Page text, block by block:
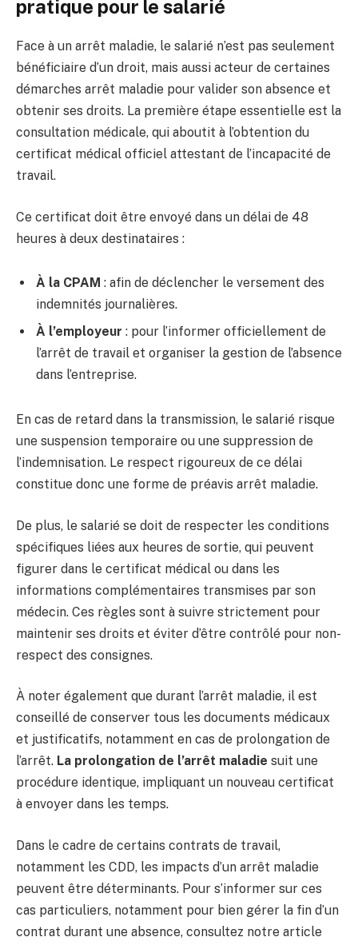
pratique pour le salarié
Face à un arrêt maladie, le salarié n’est pas seulement
bénéficiaire d’un droit, mais aussi acteur de certaines
démarches arrêt maladie pour valider son absence et
obtenir ses droits. La première étape essentielle est la
consultation médicale, qui aboutit à l’obtention du
certificat médical officiel attestant de l’incapacité de
travail.
Ce certificat doit être envoyé dans un délai de 48
heures à deux destinataires :
À la CPAM : afin de déclencher le versement des
indemnités journalières.
À l’employeur : pour l’informer officiellement de
l’arrêt de travail et organiser la gestion de l’absence
dans l’entreprise.
En cas de retard dans la transmission, le salarié risque
une suspension temporaire ou une suppression de
l’indemnisation. Le respect rigoureux de ce délai
constitue donc une forme de préavis arrêt maladie.
De plus, le salarié se doit de respecter les conditions
spécifiques liées aux heures de sortie, qui peuvent
figurer dans le certificat médical ou dans les
informations complémentaires transmises par son
médecin. Ces règles sont à suivre strictement pour
maintenir ses droits et éviter d’être contrôlé pour non-
respect des consignes.
À noter également que durant l’arrêt maladie, il est
conseillé de conserver tous les documents médicaux
et justificatifs, notamment en cas de prolongation de
l’arrêt. La prolongation de l’arrêt maladie suit une
procédure identique, impliquant un nouveau certificat
à envoyer dans les temps.
Dans le cadre de certains contrats de travail,
notamment les CDD, les impacts d’un arrêt maladie
peuvent être déterminants. Pour s’informer sur ces
cas particuliers, notamment pour bien gérer la fin d’un
contrat durant une absence, consultez notre article